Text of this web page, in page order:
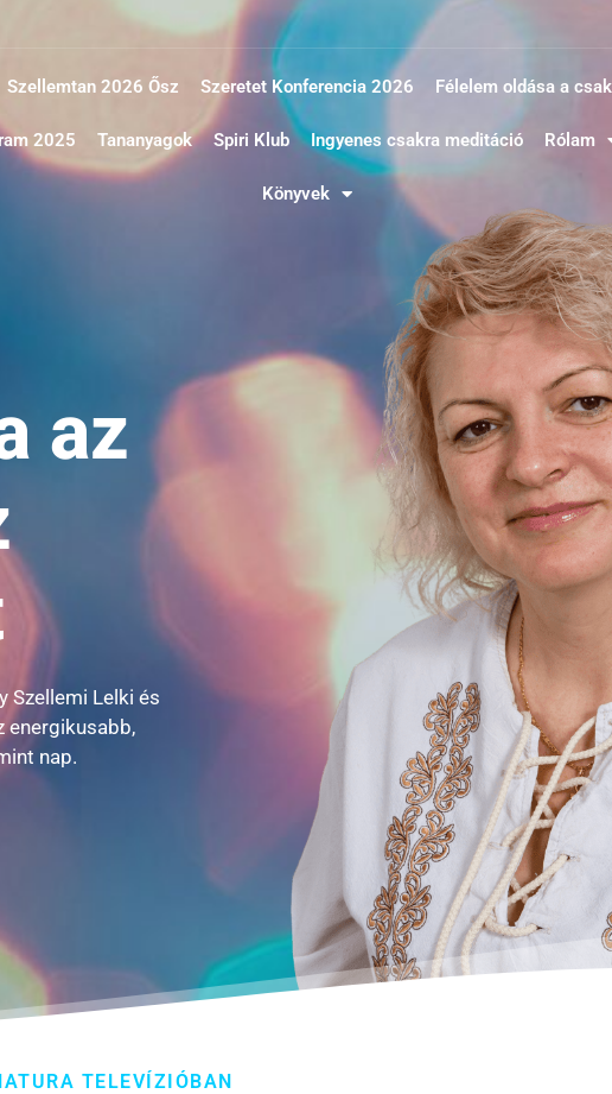
Szellemtan 2026 Ősz Szeretet Konferencia 2026 Félelem oldása a
2025 Tananyagok Spiri Klub Ingyenes csakra meditáció Rólam
Könyvek
az
Szellemi Lelki és
energikusabb,
nap.
TELEVÍZIÓBAN